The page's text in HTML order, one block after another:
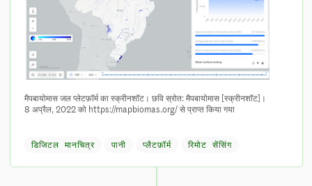
मैपबायोमास जल प्लेटफ़ॉर्म का स्क्रीनशॉट। छवि स्रोत: मैपबायोमास [स्क्रीनशॉट]।
8 अप्रैल, 2022 को https://mapbiomas.org/ से प्राप्त किया गया
डिजिटल मानचित्र पानी प्लैटफ़ॉर्म रिमोट सेंसिंग